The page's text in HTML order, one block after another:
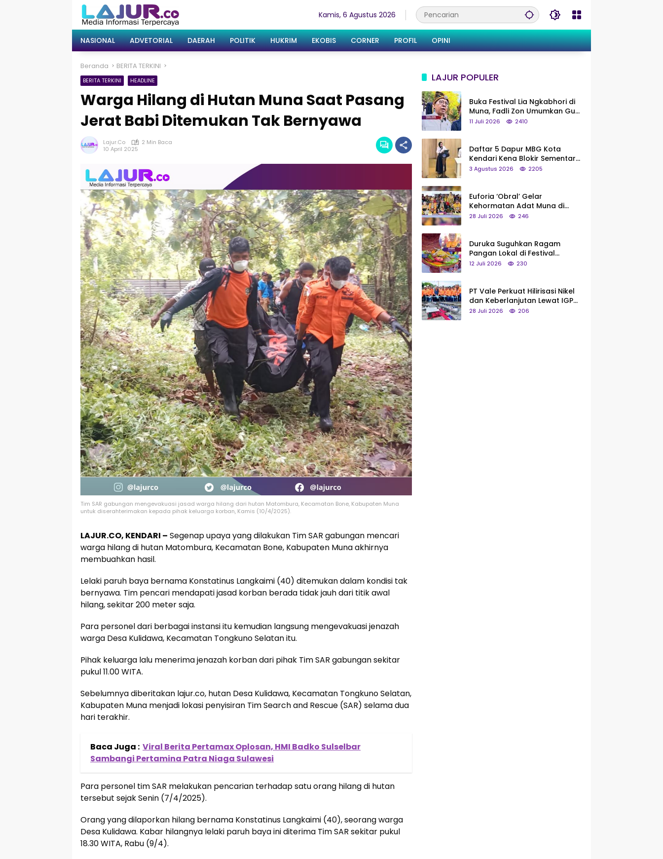
Kamis, 6 Agustus 2026
NASIONAL ADVETORIAL DAERAH POLITIK HUKRIM EKOBIS CORNER PROFIL OPINI
Beranda BERITA TERKINI
BERITA TERKINI HEADLINE
Warga Hilang di Hutan Muna Saat Pasang
Jerat Babi Ditemukan Tak Bernyawa
Lajur.co
2 Min Baca
10 April 2025
Tim SAR gabungan mengevakuasi jasad warga hilang dari hutan Matombura, Kecamatan Bone, Kabupaten Muna
untuk diserahterimakan kepada pihak keluarga korban, Kamis (10/4/2025).
LAJUR.CO, KENDARI – Segenap upaya yang dilakukan Tim SAR gabungan mencari
warga hilang di hutan Matombura, Kecamatan Bone, Kabupaten Muna akhirnya
membuahkan hasil.
Lelaki paruh baya bernama Konstatinus Langkaimi (40) ditemukan dalam kondisi tak
bernyawa. Tim pencari mendapati jasad korban berada tidak jauh dari titik awal
hilang, sekitar 200 meter saja.
Para personel dari berbagai instansi itu kemudian langsung mengevakuasi jenazah
warga Desa Kulidawa, Kecamatan Tongkuno Selatan itu.
Pihak keluarga lalu menerima jenazah korban dari pihak Tim SAR gabungan sekitar
pukul 11.00 WITA.
Sebelumnya diberitakan lajur.co, hutan Desa Kulidawa, Kecamatan Tongkuno Selatan,
Kabupaten Muna menjadi lokasi penyisiran Tim Search and Rescue (SAR) selama dua
hari terakhir.
Baca Juga : Viral Berita Pertamax Oplosan, HMI Badko Sulselbar
Sambangi Pertamina Patra Niaga Sulawesi
Para personel tim SAR melakukan pencarian terhadap satu orang hilang di hutan
tersebut sejak Senin (7/4/2025).
Orang yang dilaporkan hilang bernama Konstatinus Langkaimi (40), seorang warga
Desa Kulidawa. Kabar hilangnya lelaki paruh baya ini diterima Tim SAR sekitar pukul
18.30 WITA, Rabu (9/4).
LAJUR POPULER
Buka Festival Lia Ngkabhori di
Muna, Fadli Zon Umumkan Gua
Metanduno Segera Naik Status
11 Juli 2026 2410
Daftar 5 Dapur MBG Kota
Kendari Kena Blokir Sementara
dari Pusat
3 Agustus 2026 2205
Euforia ‘Obral’ Gelar
Kehormatan Adat Muna di
Silaturahmi KKMM, Ridwan Bae:
28 Juli 2026 246
Duruka Suguhkan Ragam
Pangan Lokal di Festival
Liangkobhori, Dari Umbi Rebus
12 Juli 2026 230
PT Vale Perkuat Hilirisasi Nikel
dan Keberlanjutan Lewat IGP
Morowali
28 Juli 2026 206